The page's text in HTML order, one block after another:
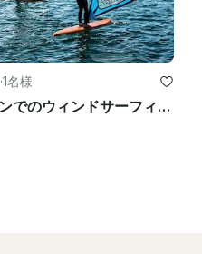
·1名様
デンマーク、コペンハーゲンでのウィンドサーフィンレッスン